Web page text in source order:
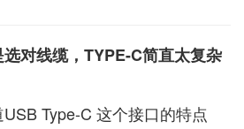
对线缆，TYPE-C简直太复杂
Type-C 这个接口的特点